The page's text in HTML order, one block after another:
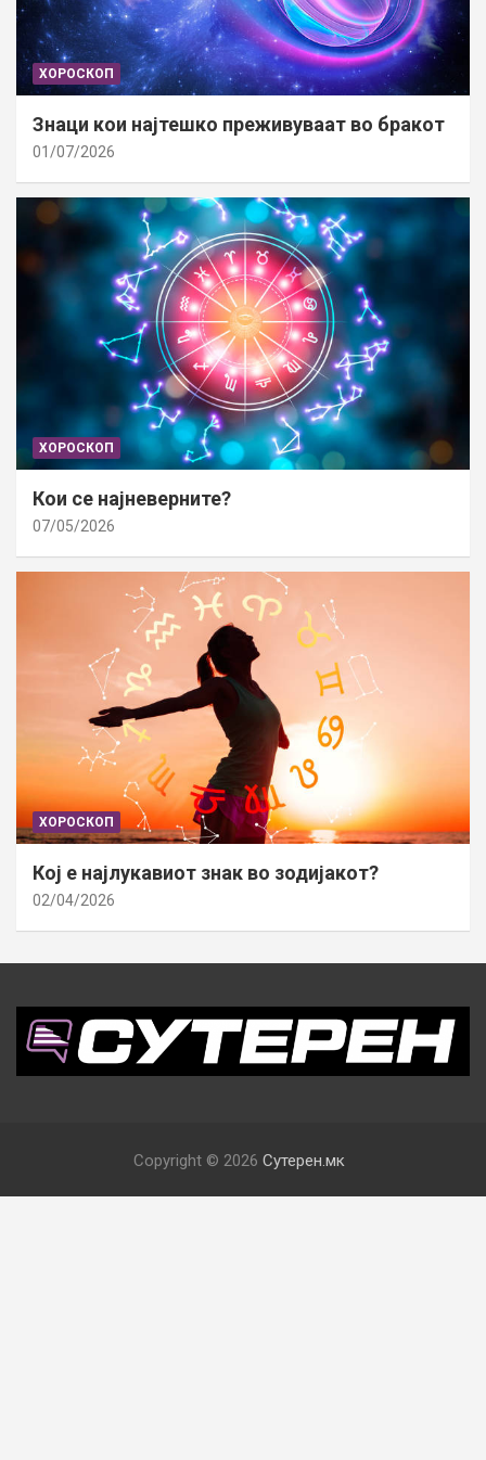
ХОРОСКОП
Знаци кои најтешко преживуваат во бракот
01/07/2026
ХОРОСКОП
Кои се најневерните?
07/05/2026
ХОРОСКОП
Кој е најлукавиот знак во зодијакот?
02/04/2026
Copyright © 2026 Сутерен.мк